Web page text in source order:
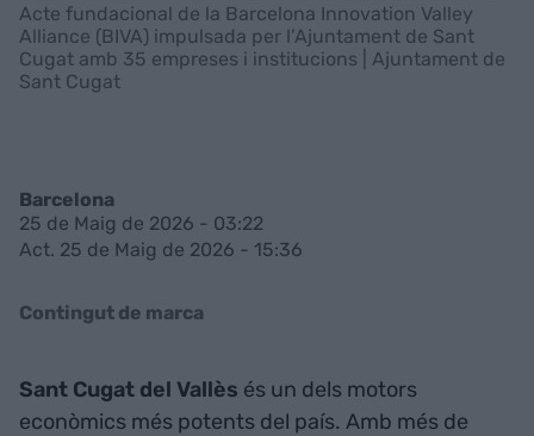
Acte fundacional de la Barcelona Innovation Valley
Alliance (BIVA) impulsada per l’Ajuntament de Sant
Cugat amb 35 empreses i institucions | Ajuntament de
Sant Cugat
Barcelona
25 de Maig de 2026 - 03:22
Act. 25 de Maig de 2026 - 15:36
Contingut de marca
Sant Cugat del Vallès és un dels motors
econòmics més potents del país. Amb més de